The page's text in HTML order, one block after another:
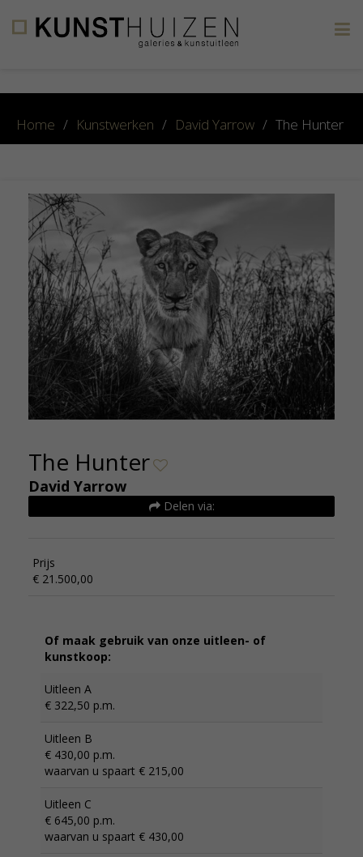
Home / Kunstwerken / David Yarrow / The Hunter
The Hunter
David Yarrow
Delen via:
Prijs
€ 21.500,00
Of maak gebruik van onze uitleen- of
kunstkoop:
Uitleen A
€ 322,50 p.m.
Uitleen B
€ 430,00 p.m.
waarvan u spaart € 215,00
Uitleen C
€ 645,00 p.m.
waarvan u spaart € 430,00